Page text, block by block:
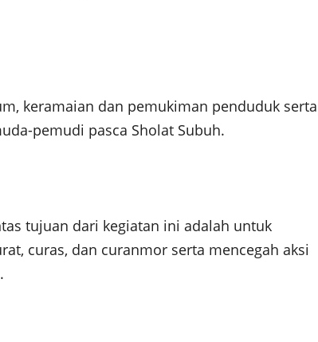
keramaian dan pemukiman penduduk serta
pemudi pasca Sholat Subuh.
tujuan dari kegiatan ini adalah untuk
curas, dan curanmor serta mencegah aksi